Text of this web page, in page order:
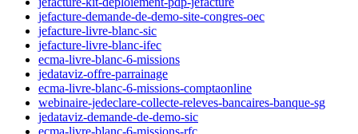
jefacture-demande-de-demo-site-congres-oec
jefacture-livre-blanc-sic
jefacture-livre-blanc-ifec
ecma-livre-blanc-6-missions
jedataviz-offre-parrainage
ecma-livre-blanc-6-missions-comptaonline
webinaire-jedeclare-collecte-releves-bancaires-banque-sg
jedataviz-demande-de-demo-sic
ecma-livre-blanc-6-missions-rfc